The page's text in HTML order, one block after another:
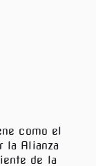
como el
la Alianza
de la